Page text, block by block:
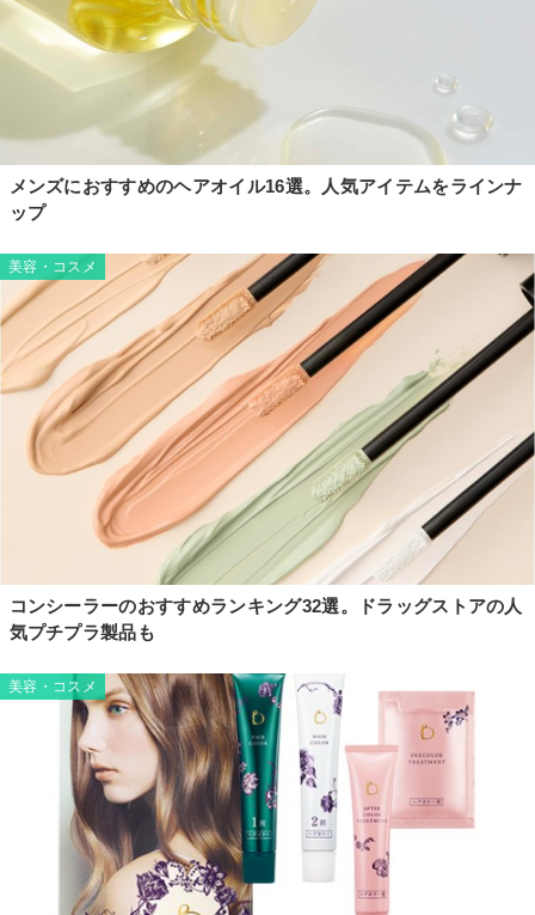
メンズにおすすめのヘアオイル16選。人気アイテムをラインナ
ップ
美容・コスメ
コンシーラーのおすすめランキング32選。ドラッグストアの人
気プチプラ製品も
美容・コスメ